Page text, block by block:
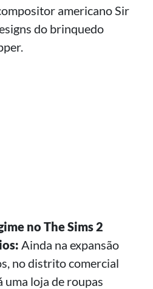
americano Sir
do brinquedo
no The Sims 2
Ainda na expansão
no distrito comercial
uma loja de roupas